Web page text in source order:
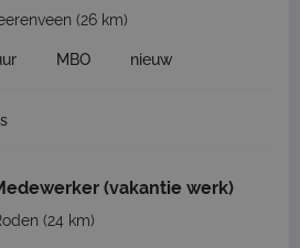
(26 km)
MBO nieuw
(vakantie werk)
(24 km)